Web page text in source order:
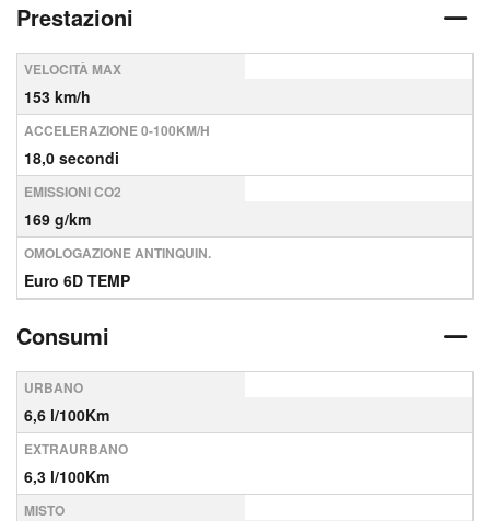
Prestazioni
VELOCITÀ MAX
153 km/h
ACCELERAZIONE 0-100KM/H
18,0 secondi
EMISSIONI CO2
169 g/km
OMOLOGAZIONE ANTINQUIN.
Euro 6D TEMP
Consumi
URBANO
6,6 l/100Km
EXTRAURBANO
6,3 l/100Km
MISTO